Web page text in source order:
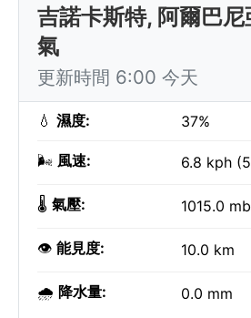
吉諾卡斯特, 阿爾巴
氣
更新時間 6:00 今天
💧 濕度: 37%
🌬️ 風速: 6.8 kph
🌡️ 氣壓: 1015.0 mb
👁️ 能見度: 10.0 km
🌧️ 降水量: 0.0 mm